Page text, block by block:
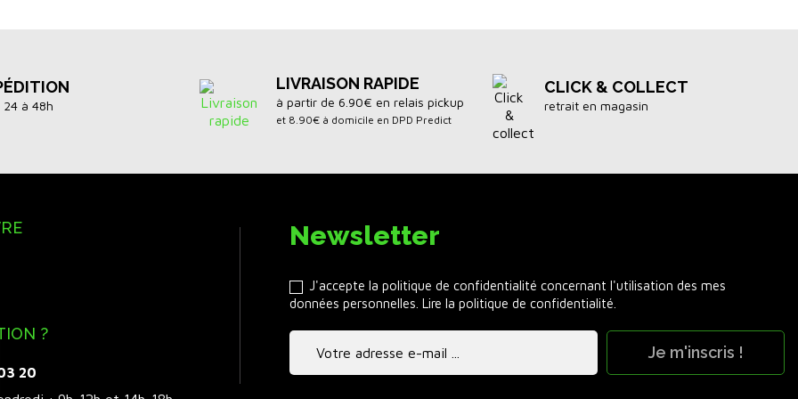
24 à 48h
LIVRAISON RAPIDE
à partir de 6.90€ en relais pickup
et 8.90€ à domicile en DPD Predict
CLICK & COLLECT
retrait en magasin
?
20
Newsletter
J'accepte la politique de confidentialité concernant l'utilisation des mes
données personnelles. Lire la politique de confidentialité